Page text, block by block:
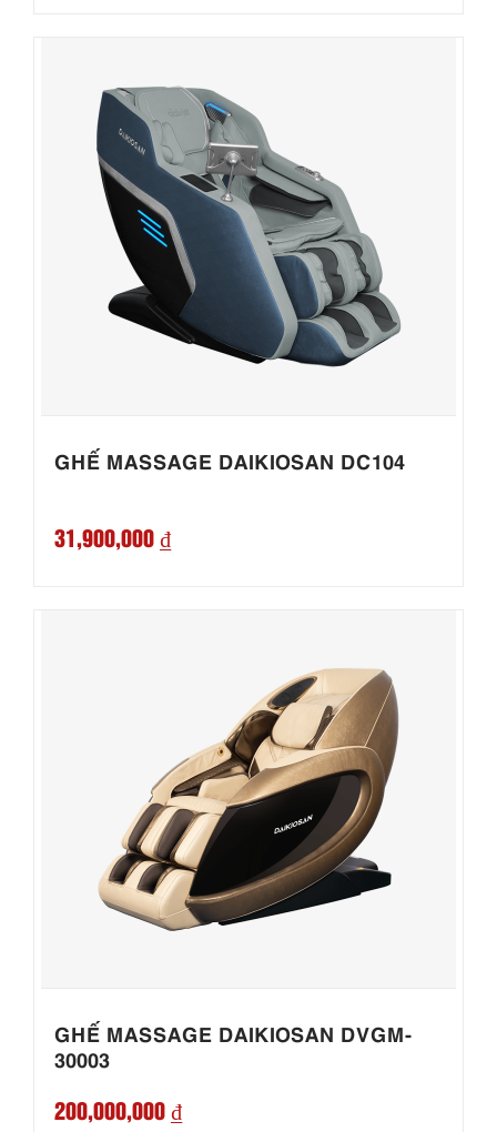
GHẾ MASSAGE DAIKIOSAN DC104
31,900,000 ₫
GHẾ MASSAGE DAIKIOSAN DVGM-
30003
200,000,000 ₫